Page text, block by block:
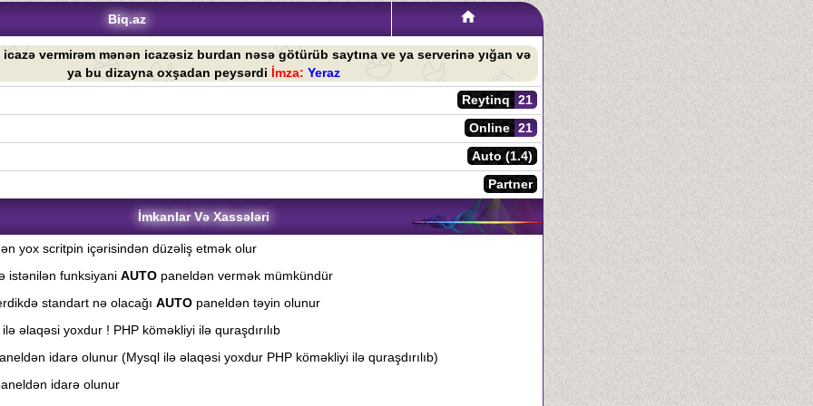
Biq.az
vermirəm mənən icazəsiz burdan nəsə götürüb saytına ve ya serverinə yığan və
ya bu dizayna oxşadan peysərdi İmza: Yeraz
21
Reytinq
21
Online
Auto (1.4)
Partner
İmkanlar Və Xassələri
yox scritpin içərisindən düzəliş etmək olur
istənilən funksiyani AUTO paneldən vermək mümkündür
standart nə olacağı AUTO paneldən təyin olunur
əlaqəsi yoxdur ! PHP köməkliyi ilə quraşdırılıb
idarə olunur (Mysql ilə əlaqəsi yoxdur PHP köməkliyi ilə quraşdırılıb)
idarə olunur